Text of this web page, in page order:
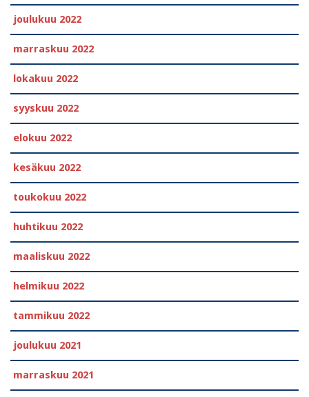
joulukuu 2022
marraskuu 2022
lokakuu 2022
syyskuu 2022
elokuu 2022
kesäkuu 2022
toukokuu 2022
huhtikuu 2022
maaliskuu 2022
helmikuu 2022
tammikuu 2022
joulukuu 2021
marraskuu 2021